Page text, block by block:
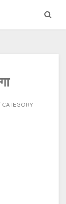
CATEGORY